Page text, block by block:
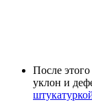
После
уклон и